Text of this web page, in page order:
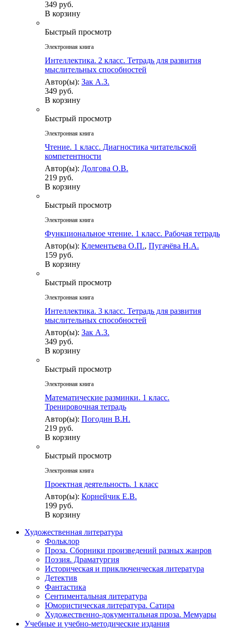
349 руб.
В корзину
Быстрый просмотр
Электронная книга
Интеллектика. 2 класс. Тетрадь для развития
мыслительных способностей
Автор(ы): Зак А.З.
349 руб.
В корзину
Быстрый просмотр
Электронная книга
Чтение. 1 класс. Диагностика читательской
компетентности
Автор(ы): Долгова О.В.
219 руб.
В корзину
Быстрый просмотр
Электронная книга
Функциональное чтение. 1 класс. Рабочая тетрадь
Автор(ы): Клементьева О.П., Пугачёва Н.А.
159 руб.
В корзину
Быстрый просмотр
Электронная книга
Интеллектика. 3 класс. Тетрадь для развития
мыслительных способностей
Автор(ы): Зак А.З.
349 руб.
В корзину
Быстрый просмотр
Электронная книга
Математические разминки. 1 класс.
Тренировочная тетрадь
Автор(ы): Погодин В.Н.
219 руб.
В корзину
Быстрый просмотр
Электронная книга
Проектная деятельность. 1 класс
Автор(ы): Корнейчик Е.В.
199 руб.
В корзину
Художественная литература
Фольклор
Проза. Сборники произведений разных жанров
Поэзия. Драматургия
Историческая и приключенческая литература
Детектив
Фантастика
Сентиментальная литература
Юмористическая литература. Сатира
Художественно-документальная проза. Мемуары
Учебные и учебно-методические издания